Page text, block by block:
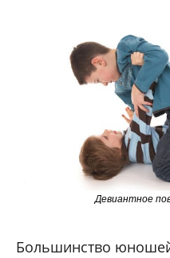
Девиантное
Большинство